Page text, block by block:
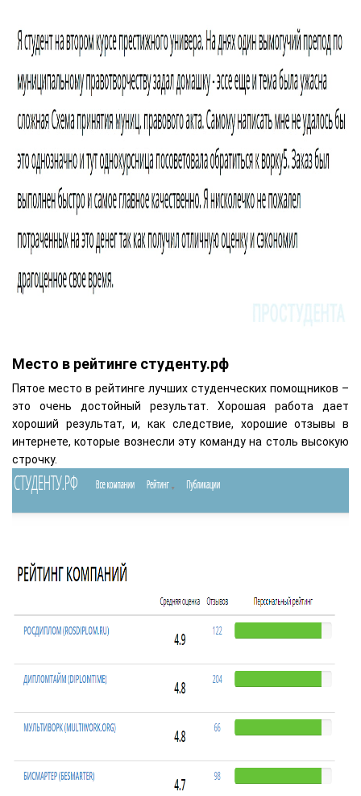
Место в рейтинге студенту.рф
Пятое место в рейтинге лучших студенческих помощников –
это очень достойный результат. Хорошая работа дает
хороший результат, и, как следствие, хорошие отзывы в
интернете, которые вознесли эту команду на столь высокую
строчку.